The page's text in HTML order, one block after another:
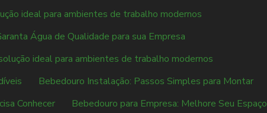
ideal para ambientes de trabalho modernos
Água de Qualidade para sua Empresa
ideal para ambientes de trabalho modernos
Bebedouro Instalação: Passos Simples para Montar
Conhecer
Bebedouro para Empresa: Melhore Seu Espaço